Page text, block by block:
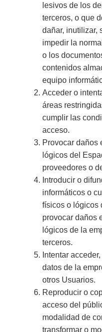
lesivos de los
terceros, o que
dañar, inutilizar,
impedir la
o los
contenidos
equipo
Acceder o
áreas
cumplir las
acceso.
Provocar daños
lógicos del
proveedores o
Introducir o
informáticos o
físicos o lógicos
provocar daños
lógicos de la
terceros.
Intentar
datos de la
otros Usuarios.
Reproducir o
acceso del
modalidad de
transformar o